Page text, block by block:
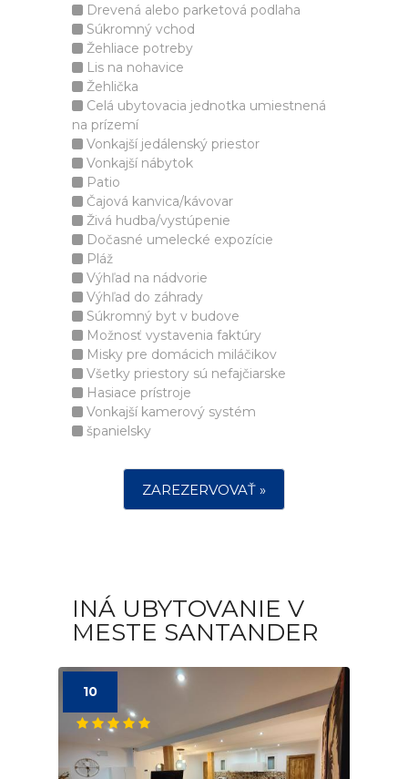
Drevená alebo parketová podlaha
Súkromný vchod
Žehliace potreby
Lis na nohavice
Žehlička
Celá ubytovacia jednotka umiestnená
na prízemí
Vonkajší jedálenský priestor
Vonkajší nábytok
Patio
Čajová kanvica/kávovar
Živá hudba/vystúpenie
Dočasné umelecké expozície
Pláž
Výhľad na nádvorie
Výhľad do záhrady
Súkromný byt v budove
Možnosť vystavenia faktúry
Misky pre domácich miláčikov
Všetky priestory sú nefajčiarske
Hasiace prístroje
Vonkajší kamerový systém
španielsky
ZAREZERVOVAŤ »
INÁ UBYTOVANIE V
MESTE SANTANDER
10